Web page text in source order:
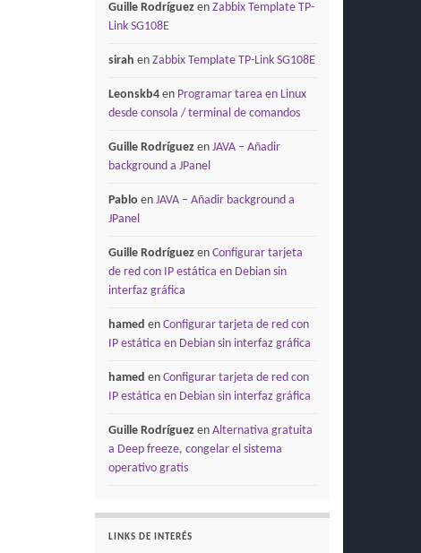
Guille Rodríguezen Zabbix Template TP-
Link SG108E
sirah en Zabbix Template TP-Link SG108E
Leonskb4en Programar tarea en Linux
desde consola / terminal de comandos
Guille Rodríguezen JAVA – Añadir
background a JPanel
Pablo en JAVA – Añadir background a
JPanel
Guille Rodríguezen Configurar tarjeta
de red con IP estática en Debian sin
interfaz gráfica
hamed en Configurar tarjeta de red con
IP estática en Debian sin interfaz gráfica
hamed en Configurar tarjeta de red con
IP estática en Debian sin interfaz gráfica
Guille Rodríguezen Alternativa gratuita
a Deep freeze, congelar el sistema
operativo gratis
LINKS DE INTERÉS